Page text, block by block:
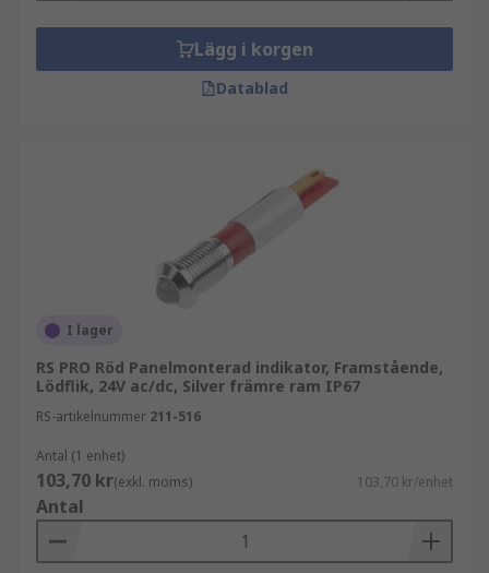
Lägg i korgen
Datablad
I lager
RS PRO Röd Panelmonterad indikator, Framstående,
Lödflik, 24V ac/dc, Silver främre ram IP67
RS-artikelnummer 211-516
Antal (1 enhet)
103,70 kr(exkl. moms) 103,70 kr/enhet
Antal